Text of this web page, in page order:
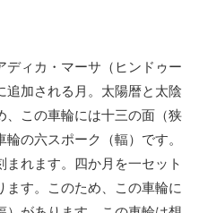
ディカ・マーサ（ヒンドゥー
追加される月。太陽暦と太陰
、この車輪には十三の面（狭
の六スポーク（輻）です。
まれます。四か月を一セット
ます。このため、この車輪に